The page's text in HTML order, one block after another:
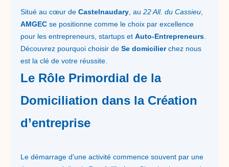
Situé au cœur de Castelnaudary , au 22 All. du Cassieu
AMGEC se positionne comme le choix par excellence
pour les entrepreneurs, startups et Auto-Entrepreneurs
Découvrez pourquoi choisir de Se domicilierchez nous
est la clé de votre réussite.
Le Rôle Primordial de la
Domiciliation dans la Création
d’entreprise
Le démarrage d'une activité commence souvent par une